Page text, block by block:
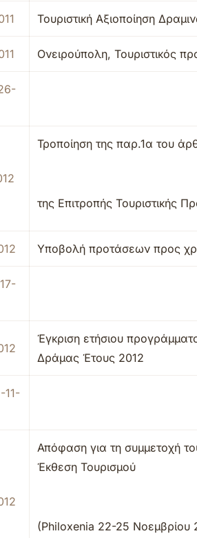
Τουριστική Αξιοποίηση
Ονειρούπολη, Τουριστικός
Τροποίηση της παρ.1α του
της Επιτροπής Τουριστικής
Υποβολή προτάσεων προς
Έγκριση ετήσιου
Δράμας Έτους 2012
11-
Απόφαση για τη συμμετοχή
Έκθεση Τουρισμού
(Philoxenia 22-25 Νοεμβρίου